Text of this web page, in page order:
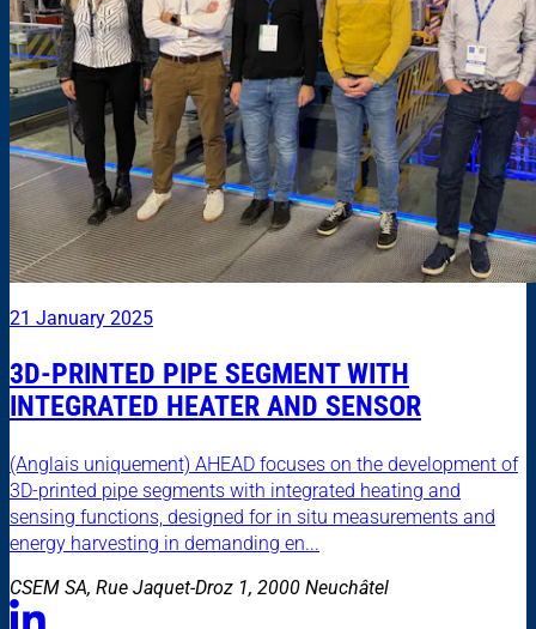
21 January 2025
3D-PRINTED PIPE SEGMENT WITH
INTEGRATED HEATER AND SENSOR
(Anglais uniquement) AHEAD focuses on the development of
3D-printed pipe segments with integrated heating and
sensing functions, designed for in situ measurements and
energy harvesting in demanding en...
CSEM SA, Rue Jaquet-Droz 1, 2000 Neuchâtel